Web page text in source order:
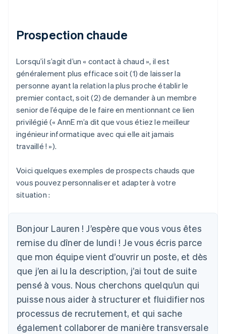
Prospection chaude
Lorsqu’il s’agit d’un « contact à chaud », il est
généralement plus efficace soit (1) de laisser la
personne ayant la relation la plus proche établir le
premier contact, soit (2) de demander à un membre
senior de l’équipe de le faire en mentionnant ce lien
privilégié (« AnnE m’a dit que vous étiez le meilleur
ingénieur informatique avec qui elle ait jamais
travaillé ! »).
Voici quelques exemples de prospects chauds que
vous pouvez personnaliser et adapter à votre
situation :
Bonjour Lauren ! J’espère que vous vous êtes
remise du dîner de lundi ! Je vous écris parce
que mon équipe vient d’ouvrir un poste, et dès
que j’en ai lu la description, j’ai tout de suite
pensé à vous. Nous cherchons quelqu’un qui
puisse nous aider à structurer et fluidifier nos
processus de recrutement, et qui sache
également collaborer de manière transversale